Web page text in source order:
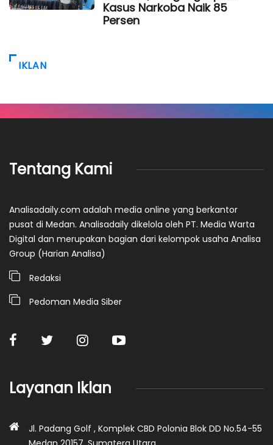
Kasus Narkoba Naik 85
Persen
IKLAN
Tentang Kami
Analisadaily.com adalah media online yang berkantor
pusat di Medan. Analisadaily dikelola oleh PT. Media Warta
Digital dan merupakan bagian dari kelompok usaha Analisa
Group (Harian Analisa)
Redaksi
Pedoman Media Siber
Layanan Iklan
Jl. Padang Golf , Komplek CBD Polonia Blok DD No.54-55